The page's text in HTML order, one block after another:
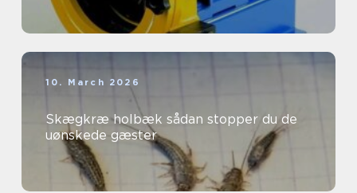
10. March 2026
Skægkræ holbæk sådan stopper du de
uønskede gæster